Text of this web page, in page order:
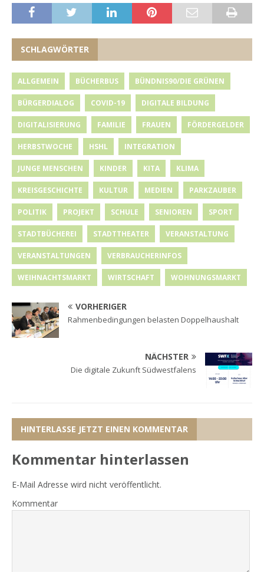
SCHLAGWÖRTER
ALLGEMEIN BÜCHERBUS BÜNDNIS90/DIE GRÜNEN
BÜRGERDIALOG COVID-19 DIGITALE BILDUNG
DIGITALISIERUNG FAMILIE FRAUEN FÖRDERGELDER
HERBSTWOCHE HSHL INTEGRATION
JUNGE MENSCHEN KINDER KITA KLIMA
KREISGESCHICHTE KULTUR MEDIEN PARKZAUBER
POLITIK PROJEKT SCHULE SENIOREN SPORT
STADTBÜCHEREI STADTTHEATER VERANSTALTUNG
VERANSTALTUNGEN VERBRAUCHERINFOS
WEIHNACHTSMARKT WIRTSCHAFT WOHNUNGSMARKT
VORHERIGER
Rahmenbedingungen belasten Doppelhaushalt
NÄCHSTER
Die digitale Zukunft Südwestfalens
HINTERLASSE JETZT EINEN KOMMENTAR
Kommentar hinterlassen
E-Mail Adresse wird nicht veröffentlicht.
Kommentar